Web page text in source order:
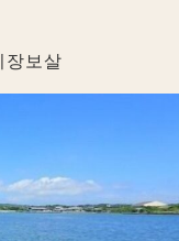
장보살